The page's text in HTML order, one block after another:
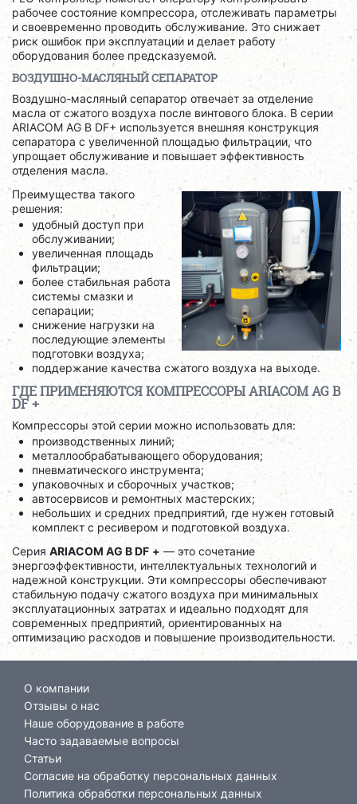
рабочее состояние компрессора, отслеживать параметры
и своевременно проводить обслуживание. Это снижает
риск ошибок при эксплуатации и делает работу
оборудования более предсказуемой.
ВОЗДУШНО-МАСЛЯНЫЙ СЕПАРАТОР
Воздушно-масляный сепаратор отвечает за отделение
масла от сжатого воздуха после винтового блока. В серии
ARIACOM AG B DF+ используется внешняя конструкция
сепаратора с увеличенной площадью фильтрации, что
упрощает обслуживание и повышает эффективность
отделения масла.
Преимущества такого
решения:
удобный доступ при
обслуживании;
увеличенная площадь
фильтрации;
более стабильная работа
системы смазки и
сепарации;
снижение нагрузки на
последующие элементы
подготовки воздуха;
поддержание качества сжатого воздуха на выходе.
ГДЕ ПРИМЕНЯЮТСЯ КОМПРЕССОРЫ ARIACOM AG B
DF +
Компрессоры этой серии можно использовать для:
производственных линий;
металлообрабатывающего оборудования;
пневматического инструмента;
упаковочных и сборочных участков;
автосервисов и ремонтных мастерских;
небольших и средних предприятий, где нужен готовый
комплект с ресивером и подготовкой воздуха.
Серия ARIACOM AG B DF + — это сочетание
энергоэффективности, интеллектуальных технологий и
надежной конструкции. Эти компрессоры обеспечивают
стабильную подачу сжатого воздуха при минимальных
эксплуатационных затратах и идеально подходят для
современных предприятий, ориентированных на
оптимизацию расходов и повышение производительности.
О компании
Отзывы о нас
Наше оборудование в работе
Часто задаваемые вопросы
Статьи
Согласие на обработку персональных данных
Политика обработки персональных данных